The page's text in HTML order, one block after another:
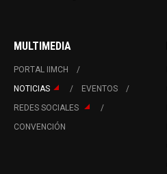
MULTIMEDIA
PORTAL IIMCH
NOTICIAS
EVENTOS
REDES SOCIALES
CONVENCIÓN